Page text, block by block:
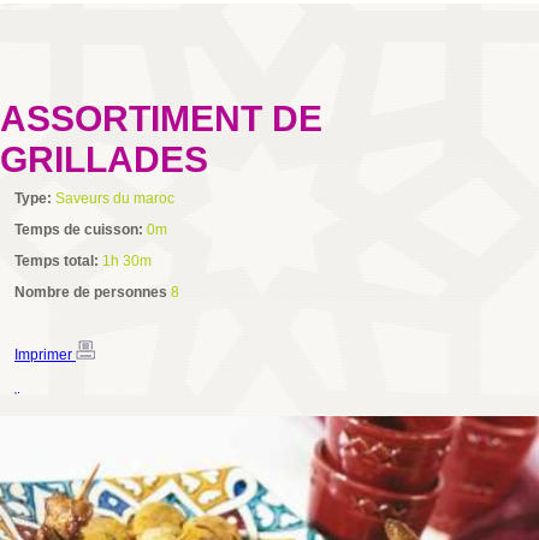
ASSORTIMENT DE
GRILLADES
Type: Saveurs du maroc
Temps de cuisson: 0m
Temps total: 1h 30m
Nombre de personnes 8
Imprimer